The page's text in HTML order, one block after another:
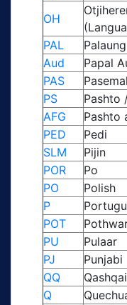
OH
PAL
Aud
Papal
PAS
PS
Pashto
AFG
Pashto
PED
Pedi
SLM
Pijin
POR
Po
PO
Polish
P
POT
PU
Pulaar
PJ
Punjabi
QQ
Qashqai
Q